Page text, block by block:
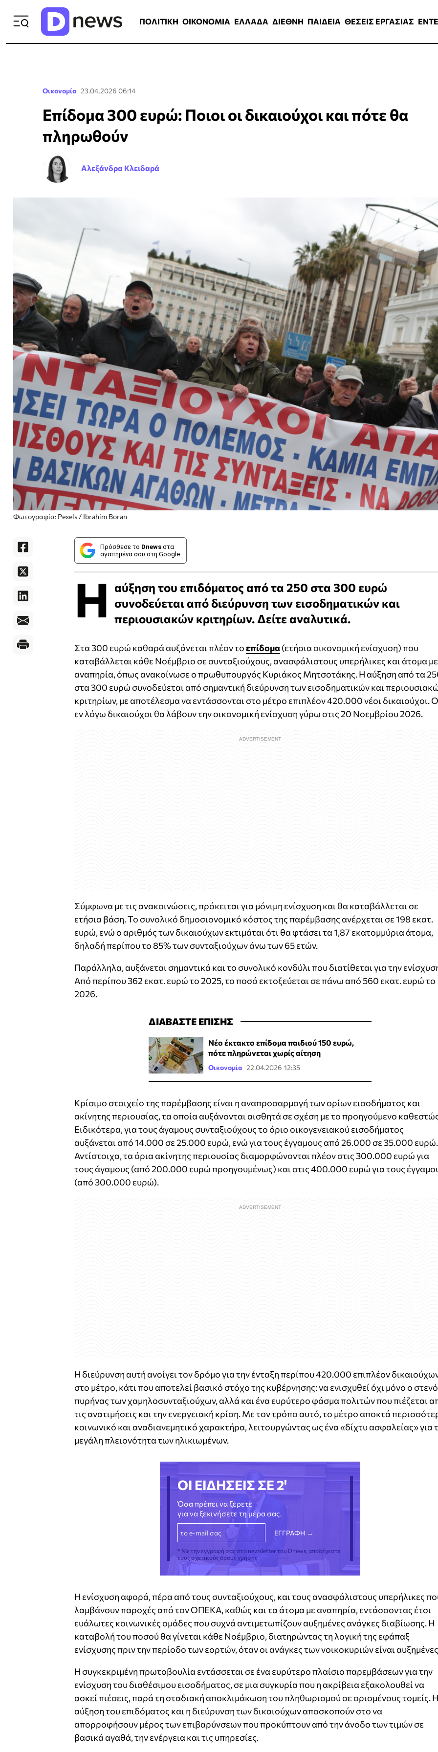
ΠΟΛΙΤΙΚΗ ΟΙΚΟΝΟΜΙΑ ΕΛΛΑΔΑ ΔΙΕΘΝΗ ΠΑΙΔΕΙΑ ΘΕΣΕΙΣ ΕΡΓΑΣΙΑΣ
Οικονομία 23.04.2026 06:14
Επίδομα 300 ευρώ: Ποιοι οι δικαιούχοι και πότε θα
πληρωθούν
Αλεξάνδρα Κλειδαρά
Φωτογραφία: Pexels / Ibrahim Boran
Πρόσθεσε το Dnews στα
αγαπημένα σου στη Google
Η αύξηση του επιδόματος από τα 250 στα 300 ευρώ
συνοδεύεται από διεύρυνση των εισοδηματικών και
περιουσιακών κριτηρίων. Δείτε αναλυτικά.
Στα 300 ευρώ καθαρά αυξάνεται πλέον τοεπίδομα (ετήσια οικονομική ενίσχυση) που
καταβάλλεται κάθε Νοέμβριο σε συνταξιούχους, ανασφάλιστους υπερήλικες και άτομα με
αναπηρία, όπως ανακοίνωσε ο πρωθυπουργός Κυριάκος Μητσοτάκης. Η αύξηση από τα
στα 300 ευρώ συνοδεύεται από σημαντική διεύρυνση των εισοδηματικών και
κριτηρίων, με αποτέλεσμα να εντάσσονται στο μέτρο επιπλέον 420.000 νέοι δικαιούχοι.
εν λόγω δικαιούχοι θα λάβουν την οικονομική ενίσχυση γύρω στις 20 Νοεμβρίου 2026.
Σύμφωνα με τις ανακοινώσεις, πρόκειται για μόνιμη ενίσχυση και θα καταβάλλεται σε
ετήσια βάση. Το συνολικό δημοσιονομικό κόστος της παρέμβασης ανέρχεται σε 198 εκατ.
ευρώ, ενώ ο αριθμός των δικαιούχων εκτιμάται ότι θα φτάσει τα 1,87 εκατομμύρια άτομα,
δηλαδή περίπου το 85% των συνταξιούχων άνω των 65 ετών.
Παράλληλα, αυξάνεται σημαντικά και το συνολικό κονδύλι που διατίθεται για την
Από περίπου 362 εκατ. ευρώ το 2025, το ποσό εκτοξεύεται σε πάνω από 560 εκατ. ευρώ το
2026.
ΔΙΑΒΑΣΤΕ ΕΠΙΣΗΣ
Νέο έκτακτο επίδομα παιδιού 150 ευρώ,
πότε πληρώνεται χωρίς αίτηση
Οικονομία 22.04.2026 12:35
Κρίσιμο στοιχείο της παρέμβασης είναι η αναπροσαρμογή των ορίων εισοδήματος και
ακίνητης περιουσίας, τα οποία αυξάνονται αισθητά σε σχέση με το προηγούμενο
Ειδικότερα, για τους άγαμους συνταξιούχους το όριο οικογενειακού εισοδήματος
αυξάνεται από 14.000 σε 25.000 ευρώ, ενώ για τους έγγαμους από 26.000 σε 35.000 ευρώ.
Αντίστοιχα, τα όρια ακίνητης περιουσίας διαμορφώνονται πλέον στις 300.000 ευρώ για
τους άγαμους (από 200.000 ευρώ προηγουμένως) και στις 400.000 ευρώ για τους
(από 300.000 ευρώ).
Η διεύρυνση αυτή ανοίγει τον δρόμο για την ένταξη περίπου 420.000 επιπλέον
στο μέτρο, κάτι που αποτελεί βασικό στόχο της κυβέρνησης: να ενισχυθεί όχι μόνο ο
πυρήνας των χαμηλοσυνταξιούχων, αλλά και ένα ευρύτερο φάσμα πολιτών που πιέζεται
τις ανατιμήσεις και την ενεργειακή κρίση. Με τον τρόπο αυτό, το μέτρο αποκτά
κοινωνικό και αναδιανεμητικό χαρακτήρα, λειτουργώντας ως ένα «δίχτυ ασφαλείας» για
μεγάλη πλειονότητα των ηλικιωμένων.
ΟΙ ΕΙΔΗΣΕΙΣ ΣΕ 2'
Όσα πρέπει να ξέρετε
για να ξεκινήσετε τη μέρα σας.
* Με την εγγραφή σας στο newsletter του Dnews, αποδέχεστε
τους σχετικούς όρους χρήσης
Η ενίσχυση αφορά, πέρα από τους συνταξιούχους, και τους ανασφάλιστους υπερήλικες
λαμβάνουν παροχές από τον ΟΠΕΚΑ, καθώς και τα άτομα με αναπηρία, εντάσσοντας έτσι
ευάλωτες κοινωνικές ομάδες που συχνά αντιμετωπίζουν αυξημένες ανάγκες διαβίωσης. Η
καταβολή του ποσού θα γίνεται κάθε Νοέμβριο, διατηρώντας τη λογική της εφάπαξ
ενίσχυσης πριν την περίοδο των εορτών, όταν οι ανάγκες των νοικοκυριών είναι
Η συγκεκριμένη πρωτοβουλία εντάσσεται σε ένα ευρύτερο πλαίσιο παρεμβάσεων για την
ενίσχυση του διαθέσιμου εισοδήματος, σε μια συγκυρία που η ακρίβεια εξακολουθεί να
ασκεί πιέσεις, παρά τη σταδιακή αποκλιμάκωση του πληθωρισμού σε ορισμένους τομείς. Η
αύξηση του επιδόματος και η διεύρυνση των δικαιούχων αποσκοπούν στο να
απορροφήσουν μέρος των επιβαρύνσεων που προκύπτουν από την άνοδο των τιμών σε
βασικά αγαθά, την ενέργεια και τις υπηρεσίες.